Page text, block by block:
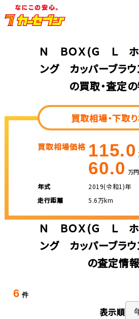
Ｎ ＢＯＸ(Ｇ Ｌ ホ
ング カッパーブラウ
の買取・査定
買取相場・下取
買取相場価格 115.0
60.0 万円
年式
2019(令和1)年
走行距離
5.6万km
Ｎ ＢＯＸ(Ｇ Ｌ ホ
ング カッパーブラウ
の査定情報
6 件
表示順